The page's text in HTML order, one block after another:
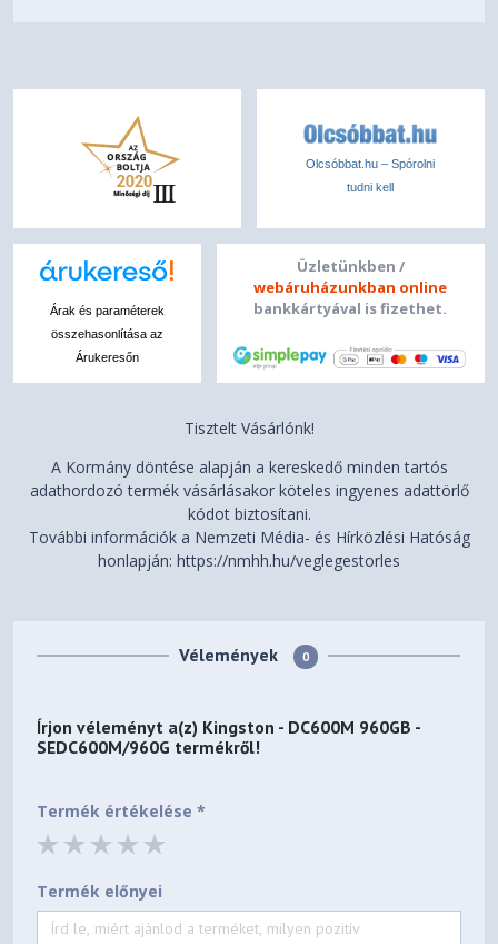
Olcsóbbat.hu – Spórolni
tudni kell
Árak és paraméterek
összehasonlítása az
Árukeresőn
Üzletünkben /
webáruházunkban online
bankkártyával is fizethet.
Tisztelt Vásárlónk!
A Kormány döntése alapján a kereskedő minden tartós
adathordozó termék vásárlásakor köteles ingyenes adattörlő
kódot biztosítani.
További információk a Nemzeti Média- és Hírközlési Hatóság
honlapján: https://nmhh.hu/veglegestorles
Vélemények 0
Írjon véleményt a(z) Kingston - DC600M 960GB -
SEDC600M/960G termékről!
Termék értékelése *
Termék előnyei